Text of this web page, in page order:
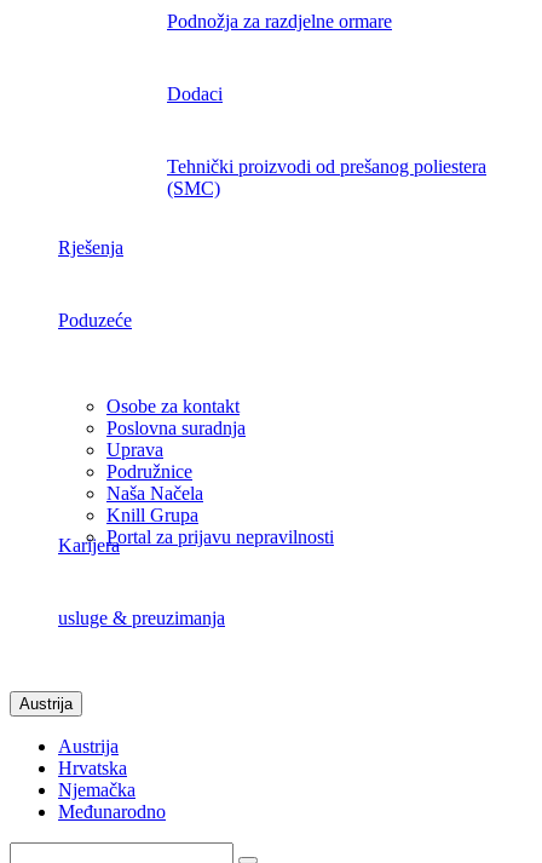
Podnožja za razdjelne ormare
Dodaci
Tehnički proizvodi od prešanog poliestera
(SMC)
Rješenja
Poduzeće
Osobe za kontakt
Poslovna suradnja
Uprava
Podružnice
Naša Načela
Knill Grupa
Portal za prijavu nepravilnosti
Karijera
usluge & preuzimanja
Austrija
Austrija
Hrvatska
Njemačka
Međunarodno